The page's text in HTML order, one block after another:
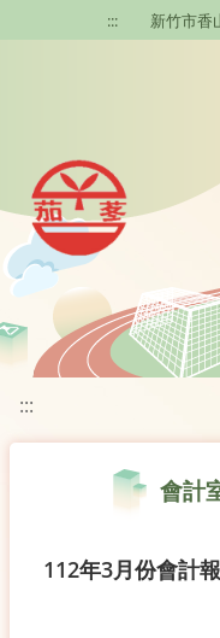
移至網頁之主要內容區位
::: 新竹市香
:::
會計
112年3月份會計